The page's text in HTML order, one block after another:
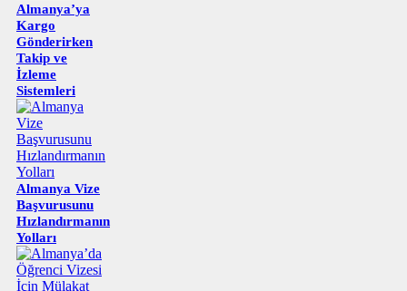
Almanya’ya
Kargo
Gönderirken
Takip ve
İzleme
Sistemleri
Almanya Vize
Başvurusunu
Hızlandırmanın
Yolları